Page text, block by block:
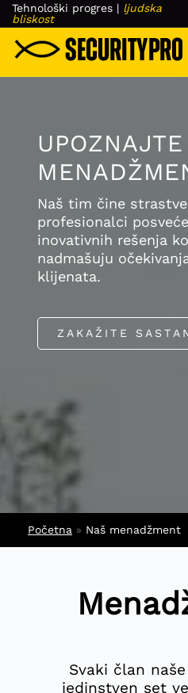
Tehnološki progres | ljudska
bliskost
Naš tim čine
profesionalci
inovativnih rešenja
nadmašuju
klijenata.
ZAKAŽITE
Početna » Naš menadžment
Svaki član
jedinstven set